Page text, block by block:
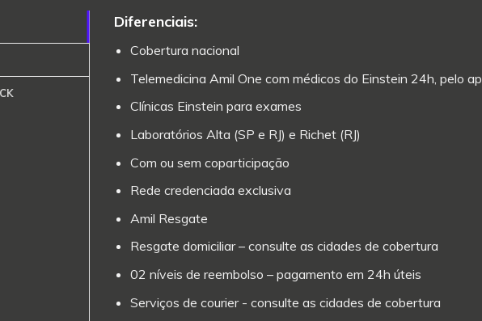
Diferenciais:
Cobertura nacional
Telemedicina Amil One com médicos do Einstein 24h, pelo
Clínicas Einstein para exames
Laboratórios Alta (SP e RJ) e Richet (RJ)
Com ou sem coparticipação
Rede credenciada exclusiva
Amil Resgate
Resgate domiciliar – consulte as cidades de cobertura
02 níveis de reembolso – pagamento em 24h úteis
Serviços de courier - consulte as cidades de cobertura